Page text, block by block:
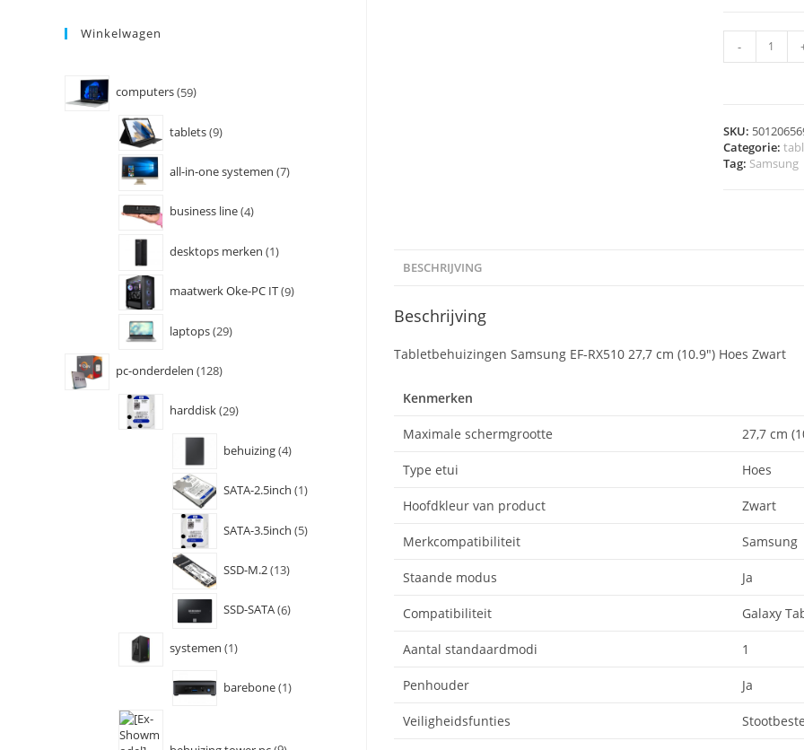
-
SKU:
Categorie:
Tag: Samsung
BESCHRIJVING
Beschrijving
Tabletbehuizingen Samsung EF-RX510 27,7 cm (10.9") Hoes Zwart
Kenmerken
Maximale schermgrootte 27,7 cm
Type etui Hoes
Hoofdkleur van product Zwart
Merkcompatibiliteit Samsung
Staande modus Ja
Compatibiliteit Galaxy
Aantal standaardmodi 1
Penhouder Ja
Veiligheidsfunties
Winkelwagen
computers 59
tablets 9
all-in-one systemen 7
business line 4
desktops merken 1
maatwerk Oke-PC IT 9
laptops 29
pc-onderdelen 128
harddisk 29
behuizing 4
SATA-2.5inch 1
SATA-3.5inch 5
SSD-M.2 13
SSD-SATA 6
systemen 1
barebone 1